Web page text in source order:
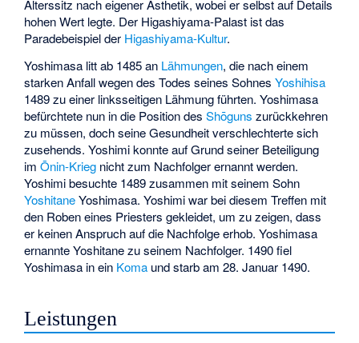
Alterssitz nach eigener Ästhetik, wobei er selbst auf Details
hohen Wert legte. Der Higashiyama-Palast ist das
Paradebeispiel der Higashiyama-Kultur.
Yoshimasa litt ab 1485 an Lähmungen, die nach einem
starken Anfall wegen des Todes seines SohnesYoshihisa
1489 zu einer linksseitigen Lähmung führten. Yoshimasa
befürchtete nun in die Position desShōguns zurückkehren
zu müssen, doch seine Gesundheit verschlechterte sich
zusehends.Yoshimikonnte auf Grund seiner Beteiligung
imŌnin-Krieg nicht zum Nachfolger ernannt werden.
Yoshimi besuchte 1489 zusammen mit seinem Sohn
YoshitaneYoshimasa. Yoshimi war bei diesem Treffen mit
den Roben eines Priesters gekleidet, um zu zeigen, dass
er keinen Anspruch auf die Nachfolge erhob. Yoshimasa
ernannte Yoshitane zu seinem Nachfolger. 1490 fiel
Yoshimasa in ein Koma und starb am 28. Januar 1490.
Leistungen